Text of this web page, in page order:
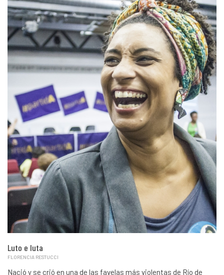
Luto e luta
FLORENCIA RESTUCCI
Nació y se crió en una de las favelas más violentas de Río de